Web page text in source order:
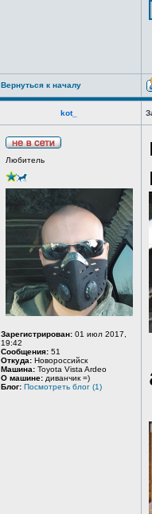
Вернуться к началу
kot_
Любитель
Зарегистрирован: 01 июл 2017,
19:42
Сообщения: 51
Откуда: Новороссийск
Машина: Toyota Vista Ardeo
О машине: диванчик =)
Блог: Посмотреть блог (1)